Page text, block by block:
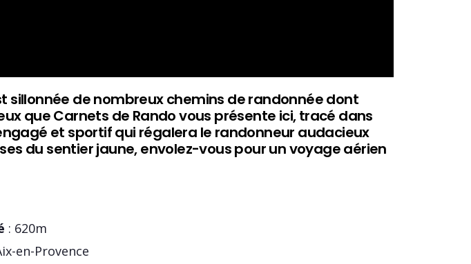
sillonnée de nombreux chemins de randonnée dont
que Carnets de Rando vous présente ici, tracé dans
et sportif qui régalera le randonneur audacieux
du sentier jaune, envolez-vous pour un voyage aérien
: 620m
en-Provence